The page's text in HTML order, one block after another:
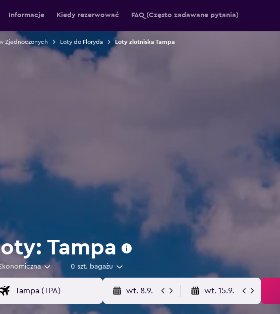
Informacje Kiedy rezerwować FAQ (Często zadawane pytania)
Zjednoczonych Loty do Floryda Loty zlotniska Tampa
Tampa
0 szt. bagażu
wt. 8.9. wt. 15.9.